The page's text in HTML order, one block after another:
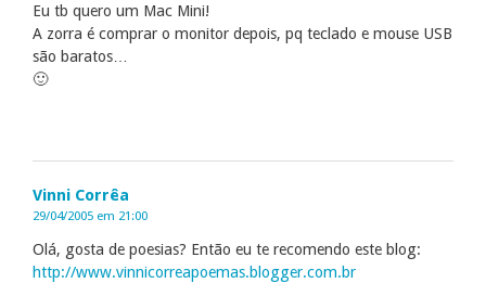
Eu tb quero um Mac Mini!
A zorra é comprar o monitor depois, pq teclado e mouse USB
são baratos…
🙂
Vinni Corrêa
29/04/2005 em 21:00
Olá, gosta de poesias? Então eu te recomendo este blog:
http://www.vinnicorreapoemas.blogger.com.br